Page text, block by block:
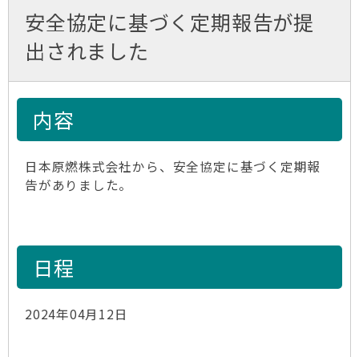
安全協定に基づく定期報告が提
出されました
内容
日本原燃株式会社から、安全協定に基づく定期報
告がありました。
日程
2024年04月12日